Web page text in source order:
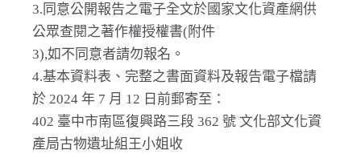
3.同意公開報告之電子全文於國家文化資產網供
公眾查閱之著作權授權書(附件
3),如不同意者請勿報名。
4.基本資料表、完整之書面資料及報告電子檔請
於 2024 年 7 月 12 日前郵寄至：
402 臺中市南區復興路三段 362 號 文化部文化資
產局古物遺址組王小姐收